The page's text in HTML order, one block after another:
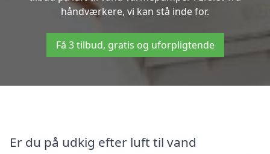
håndværkere, vi kan stå inde for.
Få 3 tilbud, gratis og uforpligtende
Er du på udkig efter luft til vand